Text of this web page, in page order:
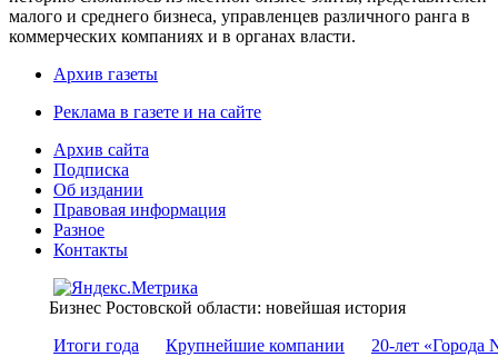
малого и среднего бизнеса, управленцев различного ранга в
коммерческих компаниях и в органах власти.
Архив газеты
Реклама в газете и на сайте
Архив сайта
Подписка
Об издании
Правовая информация
Разное
Контакты
Бизнес Ростовской области: новейшая история
Итоги года
Крупнейшие компании 20-лет «Города